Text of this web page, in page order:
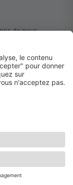
de nous
FAQ
paiement
légales